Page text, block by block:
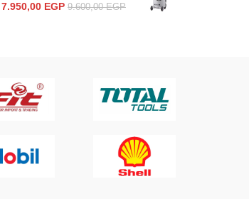
9.600,00EGP
7.950,00 EGP